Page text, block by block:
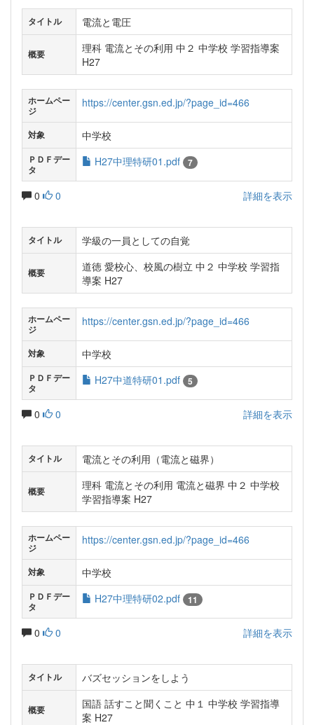
タイトル 電流と電圧
概要
理科 電流とその利用 中２ 中学校 学習指導案
H27
ホームペー
ジ
https://center.gsn.ed.jp/?page_id=466
対象 中学校
ＰＤＦデー
タ
H27中理特研01.pdf 7
0 0 詳細を表示
タイトル 学級の一員としての自覚
概要
道徳 愛校心、校風の樹立 中２ 中学校 学習指
導案 H27
ホームペー
ジ
https://center.gsn.ed.jp/?page_id=466
対象 中学校
ＰＤＦデー
タ
H27中道特研01.pdf 5
0 0 詳細を表示
タイトル 電流とその利用（電流と磁界）
概要
理科 電流とその利用 電流と磁界 中２ 中学校
学習指導案 H27
ホームペー
ジ
https://center.gsn.ed.jp/?page_id=466
対象 中学校
ＰＤＦデー
タ
H27中理特研02.pdf 11
0 0 詳細を表示
タイトル バズセッションをしよう
概要
国語 話すこと聞くこと 中１ 中学校 学習指導
案 H27